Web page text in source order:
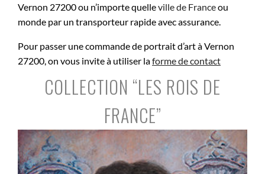
Vernon 27200 ou n’importe quelleville de Franceou
monde par un transporteur rapide avec assurance.
Pour passer une commande de portrait d’art à Vernon
27200, on vous invite à utiliser laforme de contact
COLLECTION “LES ROIS DE
FRANCE”